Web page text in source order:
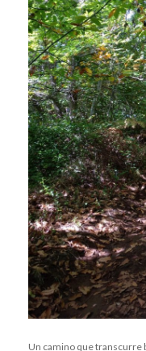
Un camino que transcurre